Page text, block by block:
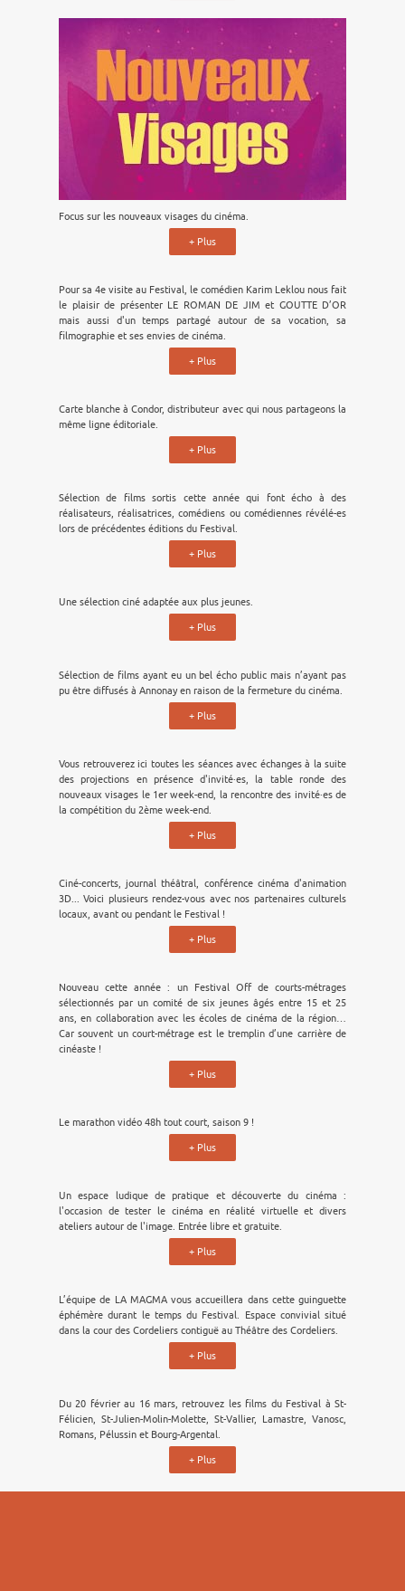
Focus sur les nouveaux visages du cinéma.
+ Plus
Pour sa 4e visite au Festival, le comédien Karim Leklou nous fait
le plaisir de présenter LE ROMAN DE JIM et GOUTTE D’OR
mais aussi d'un temps partagé autour de sa vocation, sa
filmographie et ses envies de cinéma.
+ Plus
Carte blanche à Condor, distributeur avec qui nous partageons la
même ligne éditoriale.
+ Plus
Sélection de films sortis cette année qui font écho à des
réalisateurs, réalisatrices, comédiens ou comédiennes révélé-es
lors de précédentes éditions du Festival.
+ Plus
Une sélection ciné adaptée aux plus jeunes.
+ Plus
Sélection de films ayant eu un bel écho public mais n’ayant pas
pu être diffusés à Annonay en raison de la fermeture du cinéma.
+ Plus
Vous retrouverez ici toutes les séances avec échanges à la suite
des projections en présence d'invité·es, la table ronde des
nouveaux visages le 1er week-end, la rencontre des invité·es de
la compétition du 2ème week-end.
+ Plus
Ciné-concerts, journal théâtral, conférence cinéma d'animation
3D... Voici plusieurs rendez-vous avec nos partenaires culturels
locaux, avant ou pendant le Festival !
+ Plus
Nouveau cette année : un Festival Off de courts-métrages
sélectionnés par un comité de six jeunes âgés entre 15 et 25
ans, en collaboration avec les écoles de cinéma de la région…
Car souvent un court-métrage est le tremplin d’une carrière de
cinéaste !
+ Plus
Le marathon vidéo 48h tout court, saison 9 !
+ Plus
Un espace ludique de pratique et découverte du cinéma :
l'occasion de tester le cinéma en réalité virtuelle et divers
ateliers autour de l'image. Entrée libre et gratuite.
+ Plus
L’équipe de LA MAGMA vous accueillera dans cette guinguette
éphémère durant le temps du Festival. Espace convivial situé
dans la cour des Cordeliers contiguë au Théâtre des Cordeliers.
+ Plus
Du 20 février au 16 mars, retrouvez les films du Festival à St-
Félicien, St-Julien-Molin-Molette, St-Vallier, Lamastre, Vanosc,
Romans, Pélussin et Bourg-Argental.
+ Plus